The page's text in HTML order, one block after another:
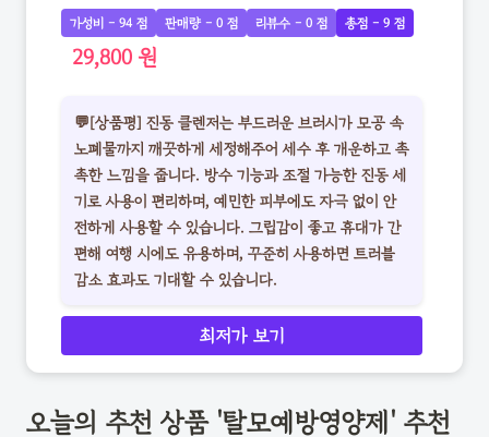
가성비 - 94 점 판매량 - 0 점 리뷰수 - 0 점 총점 - 9 점
29,800 원
💬[상품평] 진동 클렌저는 부드러운 브러시가 모공 속
노폐물까지 깨끗하게 세정해주어 세수 후 개운하고 촉
촉한 느낌을 줍니다. 방수 기능과 조절 가능한 진동 세
기로 사용이 편리하며, 예민한 피부에도 자극 없이 안
전하게 사용할 수 있습니다. 그립감이 좋고 휴대가 간
편해 여행 시에도 유용하며, 꾸준히 사용하면 트러블
감소 효과도 기대할 수 있습니다.
최저가 보기
오늘의 추천 상품 '탈모예방영양제' 추천